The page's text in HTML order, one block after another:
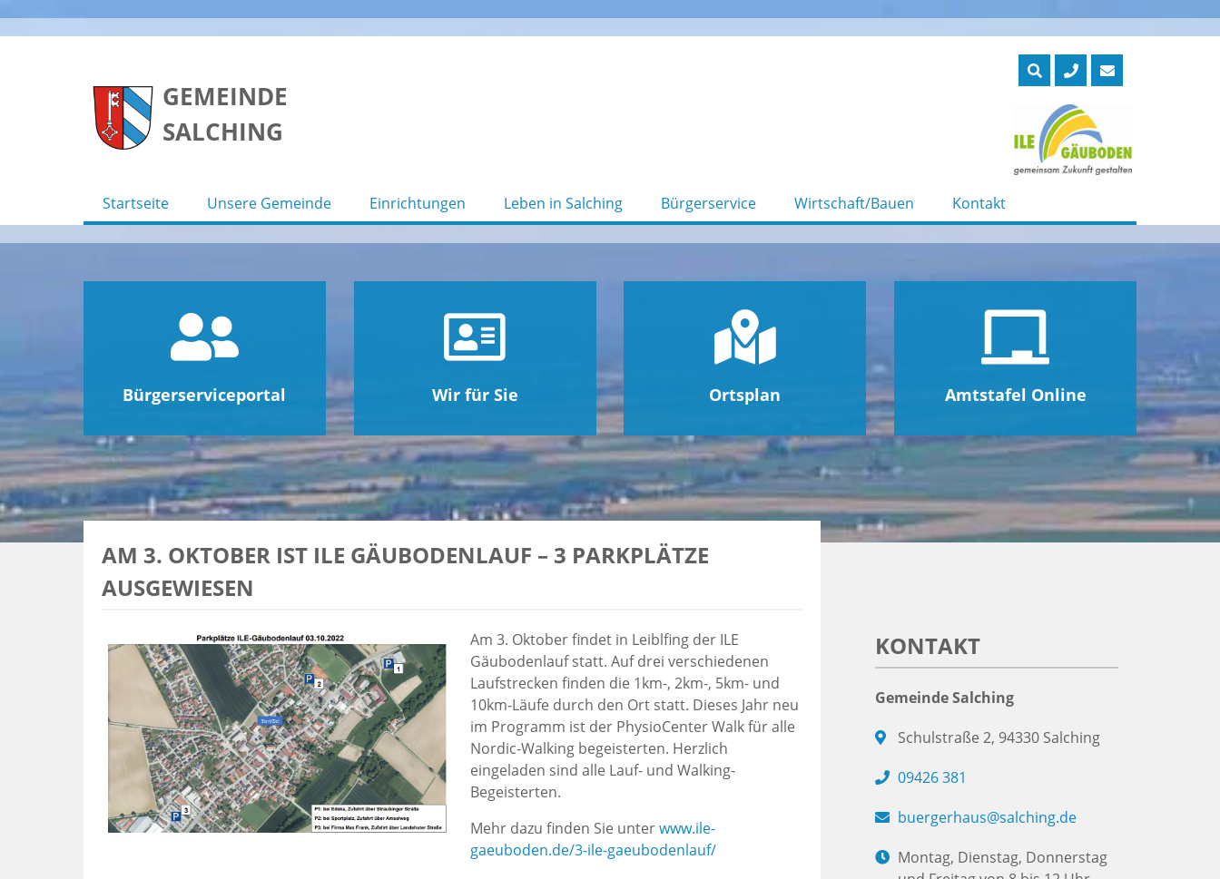
GEMEINDE
SALCHING
Startseite Unsere Gemeinde Einrichtungen Leben in Salching Bürgerservice Wirtschaft/Bauen Kontakt
Bürgerserviceportal Wir für Sie Ortsplan Amtstafel Online
AM 3. OKTOBER IST ILE GÄUBODENLAUF – 3 PARKPLÄTZE
AUSGEWIESEN
Am 3. Oktober findet in Leiblfing der ILE
Gäubodenlauf statt. Auf drei verschiedenen
Laufstrecken finden die 1km-, 2km-, 5km- und
10km-Läufe durch den Ort statt. Dieses Jahr neu
im Programm ist der PhysioCenter Walk für alle
Nordic-Walking begeisterten. Herzlich
eingeladen sind alle Lauf- und Walking-
Begeisterten.
Mehr dazu finden Sie unterwww.ile-
gaeuboden.de/3-ile-gaeubodenlauf/
KONTAKT
Gemeinde Salching
Schulstraße 2, 94330 Salching
09426 381
buergerhaus@salching.de
Montag, Dienstag, Donnerstag